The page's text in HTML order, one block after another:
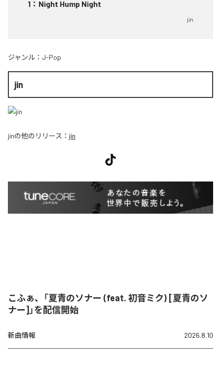
1 ： Night Hump Night
jin
ジャンル： J-Pop
jin
jinの他のリリース： jin
こふぁ、「夏青のソナー (feat. 初音ミク) [夏青のソ
ナー]」を配信開始
新曲情報 2026.8.10